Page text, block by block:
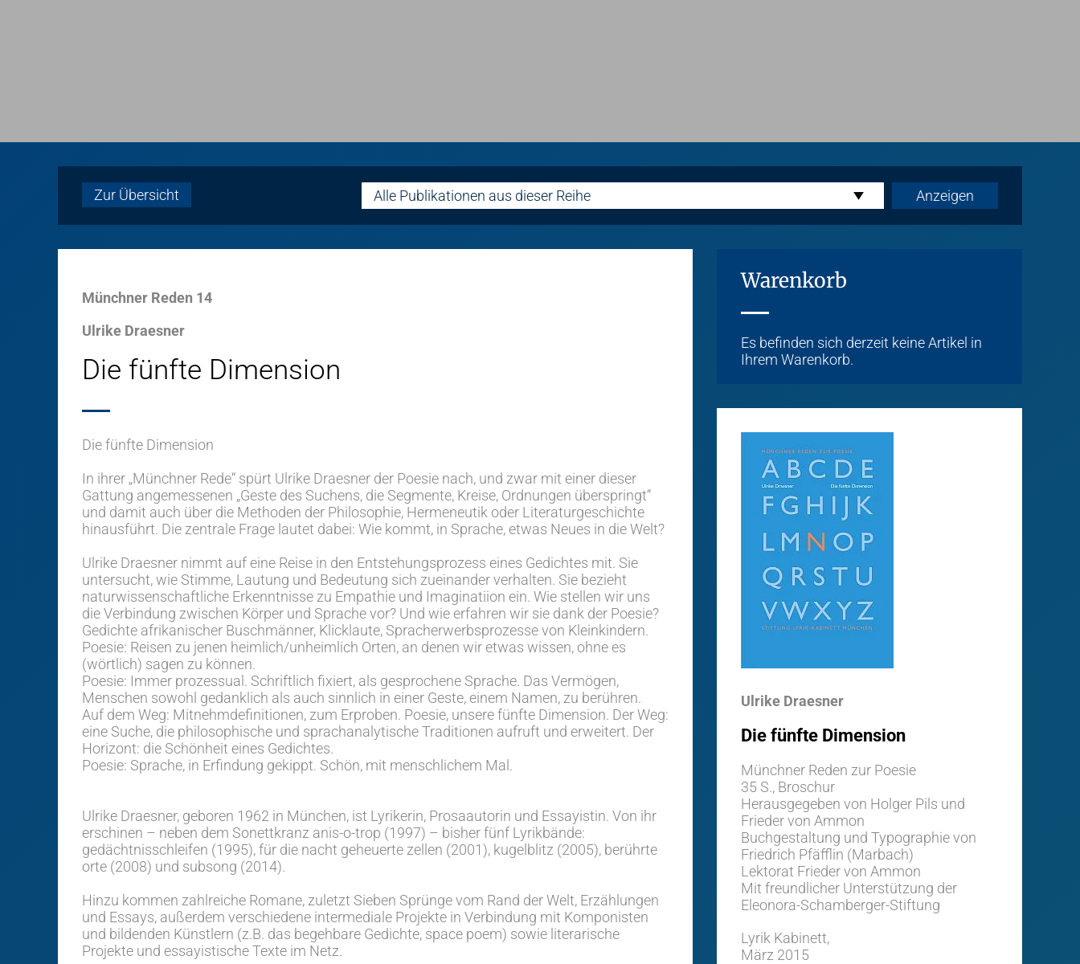
Zur Übersicht Alle Publikationen aus dieser Reihe
Münchner Reden 14
Ulrike Draesner
Die fünfte Dimension
Die fünfte Dimension
In ihrer „Münchner Rede“ spürt Ulrike Draesner der Poesie nach, und zwar mit einer dieser
Gattung angemessenen „Geste des Suchens, die Segmente, Kreise, Ordnungen überspringt“
und damit auch über die Methoden der Philosophie, Hermeneutik oder Literaturgeschichte
hinausführt. Die zentrale Frage lautet dabei: Wie kommt, in Sprache, etwas Neues in die Welt?
Ulrike Draesner nimmt auf eine Reise in den Entstehungsprozess eines Gedichtes mit. Sie
untersucht, wie Stimme, Lautung und Bedeutung sich zueinander verhalten. Sie bezieht
naturwissenschaftliche Erkenntnisse zu Empathie und Imaginatiion ein. Wie stellen wir uns
die Verbindung zwischen Körper und Sprache vor? Und wie erfahren wir sie dank der Poesie?
Gedichte afrikanischer Buschmänner, Klicklaute, Spracherwerbsprozesse von Kleinkindern.
Poesie: Reisen zu jenen heimlich/unheimlich Orten, an denen wir etwas wissen, ohne es
(wörtlich) sagen zu können.
Poesie: Immer prozessual. Schriftlich fixiert, als gesprochene Sprache. Das Vermögen,
Menschen sowohl gedanklich als auch sinnlich in einer Geste, einem Namen, zu berühren.
Auf dem Weg: Mitnehmdefinitionen, zum Erproben. Poesie, unsere fünfte Dimension. Der Weg:
eine Suche, die philosophische und sprachanalytische Traditionen aufruft und erweitert. Der
Horizont: die Schönheit eines Gedichtes.
Poesie: Sprache, in Erfindung gekippt. Schön, mit menschlichem Mal.
Ulrike Draesner, geboren 1962 in München, ist Lyrikerin, Prosaautorin und Essayistin. Von ihr
erschinen – neben dem Sonettkranz anis-o-trop (1997) – bisher fünf Lyrikbände:
gedächtnisschleifen (1995), für die nacht geheuerte zellen (2001), kugelblitz (2005), berührte
orte (2008) und subsong (2014).
Hinzu kommen zahlreiche Romane, zuletzt Sieben Sprünge vom Rand der Welt, Erzählungen
und Essays, außerdem verschiedene intermediale Projekte in Verbindung mit Komponisten
und bildenden Künstlern (z.B. das begehbare Gedichte, space poem) sowie literarische
Projekte und essayistische Texte im Netz.
Warenkorb
Es befinden sich derzeit keine Artikel in
Ihrem Warenkorb.
Ulrike Draesner
Die fünfte Dimension
Münchner Reden zur Poesie
35 S., Broschur
Herausgegeben von Holger Pils und
Frieder von Ammon
Buchgestaltung und Typographie von
Friedrich Pfäfflin (Marbach)
Lektorat Frieder von Ammon
Mit freundlicher Unterstützung der
Eleonora-Schamberger-Stiftung
Lyrik Kabinett,
März 2015